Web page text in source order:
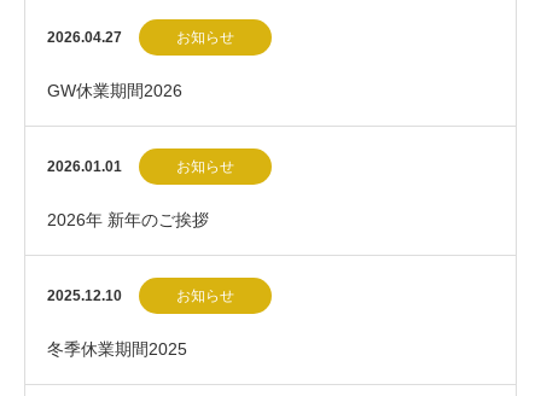
2026.04.27 お知らせ
GW休業期間2026
2026.01.01 お知らせ
2026年 新年のご挨拶
2025.12.10 お知らせ
冬季休業期間2025